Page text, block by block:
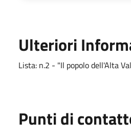
Ulteriori
Lista: n.2 - "Il popolo dell'Alta
Punti di